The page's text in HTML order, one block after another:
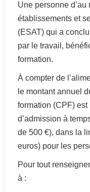
Une personne
établissements et
(ESAT) qui a
par le travail,
formation.
À compter de
le montant annuel
formation (CPF)
d’admission à
de 500 €), dans la
euros) pour les
Pour tout
à :